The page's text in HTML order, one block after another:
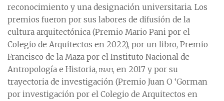
reconocimiento y una designación universitaria. Los
premios fueron por sus labores de difusión de la
cultura arquitectónica (Premio Mario Pani por el
Colegio de Arquitectos en 2022), por un libro, Premio
Francisco de la Maza por el Instituto Nacional de
Antropología e Historia, inah, en 2017 y por su
trayectoria de investigación (Premio Juan O ‘Gorman
por investigación por el Colegio de Arquitectos en